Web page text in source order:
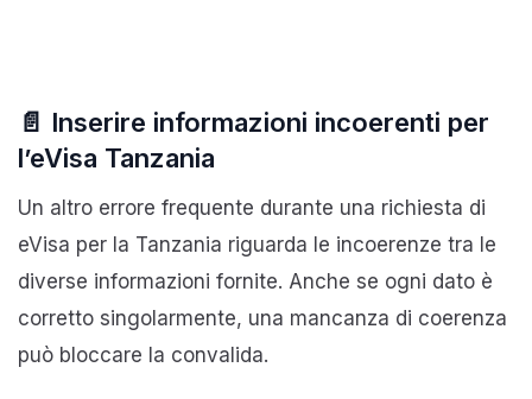
📄 Inserire informazioni incoerenti per
l’eVisa Tanzania
Un altro errore frequente durante una richiesta di
eVisa per la Tanzania riguarda le incoerenze tra le
diverse informazioni fornite. Anche se ogni dato è
corretto singolarmente, una mancanza di coerenza
può bloccare la convalida.